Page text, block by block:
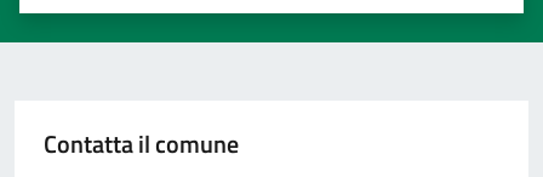
Valuta 5 stelle su 5
Valuta 4 stelle su 5
Valuta 3 stelle su 5
Valuta 2 stelle su 5
Valuta 1 stelle su 5
Contatta il comune